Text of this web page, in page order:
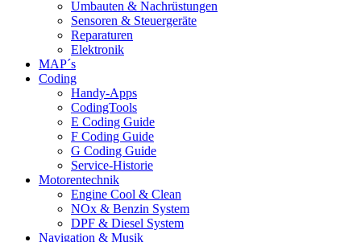
Umbauten & Nachrüstungen
Sensoren & Steuergeräte
Reparaturen
Elektronik
MAP´s
Coding
Handy-Apps
CodingTools
E Coding Guide
F Coding Guide
G Coding Guide
Service-Historie
Motorentechnik
Engine Cool & Clean
NOx & Benzin System
DPF & Diesel System
Navigation & Musik